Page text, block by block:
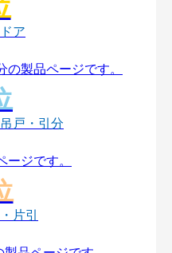
ア
戸・引分
片引